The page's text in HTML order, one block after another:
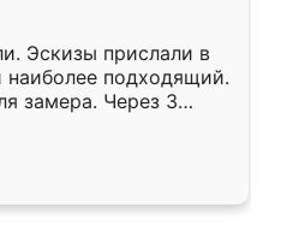
Эскизы прислали в
подходящий.
замера. Через 3
готова. Остались
Ренессанс
работу!